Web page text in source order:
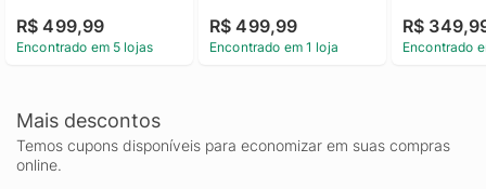
R$ 499,99
Encontrado em 5 lojas
R$ 499,99
Encontrado em 1 loja
R$
Encontrado
Mais descontos
Temos cupons disponíveis para economizar em suas compras
online.